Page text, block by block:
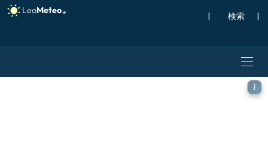
| |
ICON ドイツ 2 km モデル